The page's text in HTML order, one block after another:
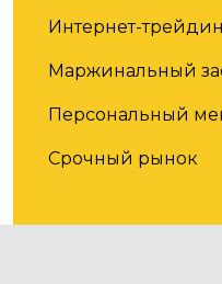
Интернет-
Маржинальный
Персональный
Срочный рынок